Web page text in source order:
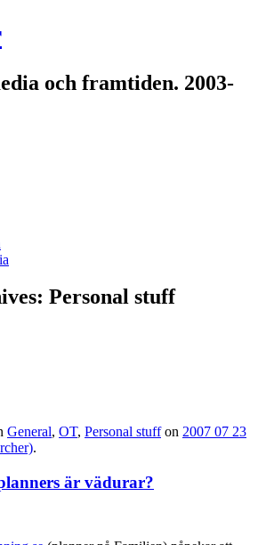
och framtiden. 2003-
Personal stuff
General, OT, Personal stuffon 2007 07 23
.
är vädurar?